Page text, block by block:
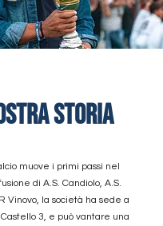
storia
muove i primi passi nel
di A.S. Candiolo, A.S.
Vinovo, la società ha sede a
3, e può vantare una